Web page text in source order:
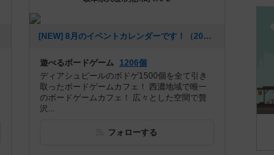
[NEW] 8月のイベントカレンダーです！（2026年07月22日 01時06分）
遊べるボードゲーム
1206個
ディアシュピールのボドゲ1500個を全て引き
取ったボードゲームカフェ！ 西濃地域で唯一
のボードゲームカフェ！ 広々とした空間で贅
沢...
フォローする